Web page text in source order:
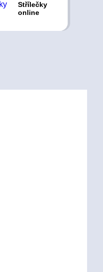
Střílečky
online